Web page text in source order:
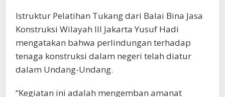
Istruktur Pelatihan Tukang dari Balai Bina Jasa
Konstruksi Wilayah III Jakarta Yusuf Hadi
mengatakan bahwa perlindungan terhadap
tenaga konstruksi dalam negeri telah diatur
dalam Undang-Undang.
“Kegiatan ini adalah mengemban amanat